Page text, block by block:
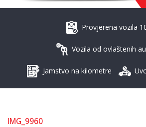
Provjerena vozila
Vozila od ovlaštenih
Jamstvo na kilometre
IMG_9960